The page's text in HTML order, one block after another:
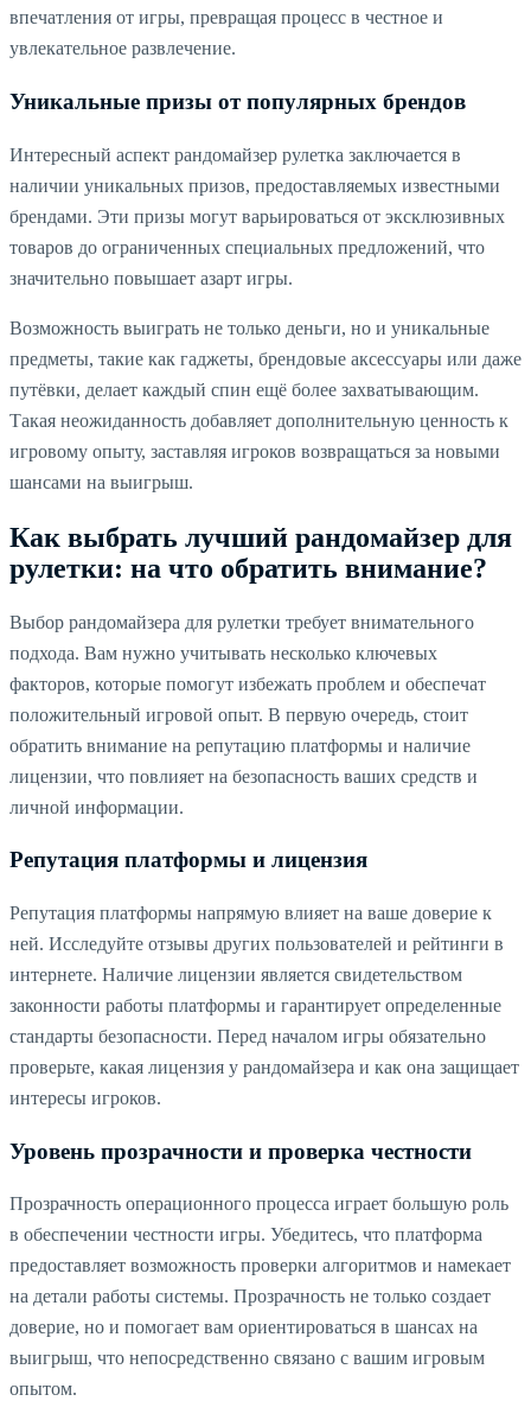
впечатления от игры, превращая процесс в честное и
увлекательное развлечение.
Уникальные призы от популярных брендов
Интересный аспект рандомайзер рулетка заключается в
наличии уникальных призов, предоставляемых известными
брендами. Эти призы могут варьироваться от эксклюзивных
товаров до ограниченных специальных предложений, что
значительно повышает азарт игры.
Возможность выиграть не только деньги, но и уникальные
предметы, такие как гаджеты, брендовые аксессуары или даже
путёвки, делает каждый спин ещё более захватывающим.
Такая неожиданность добавляет дополнительную ценность к
игровому опыту, заставляя игроков возвращаться за новыми
шансами на выигрыш.
Как выбрать лучший рандомайзер для
рулетки: на что обратить внимание?
Выбор рандомайзера для рулетки требует внимательного
подхода. Вам нужно учитывать несколько ключевых
факторов, которые помогут избежать проблем и обеспечат
положительный игровой опыт. В первую очередь, стоит
обратить внимание на репутацию платформы и наличие
лицензии, что повлияет на безопасность ваших средств и
личной информации.
Репутация платформы и лицензия
Репутация платформы напрямую влияет на ваше доверие к
ней. Исследуйте отзывы других пользователей и рейтинги в
интернете. Наличие лицензии является свидетельством
законности работы платформы и гарантирует определенные
стандарты безопасности. Перед началом игры обязательно
проверьте, какая лицензия у рандомайзера и как она защищает
интересы игроков.
Уровень прозрачности и проверка честности
Прозрачность операционного процесса играет большую роль
в обеспечении честности игры. Убедитесь, что платформа
предоставляет возможность проверки алгоритмов и намекает
на детали работы системы. Прозрачность не только создает
доверие, но и помогает вам ориентироваться в шансах на
выигрыш, что непосредственно связано с вашим игровым
опытом.